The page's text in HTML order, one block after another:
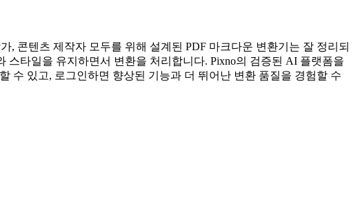
콘텐츠 제작자 모두를 위해 설계된 PDF 마크다운 변환기는 잘 정리되
타일을 유지하면서 변환을 처리합니다. Pixno의 검증된 AI 플랫폼을
수 있고, 로그인하면 향상된 기능과 더 뛰어난 변환 품질을 경험할 수